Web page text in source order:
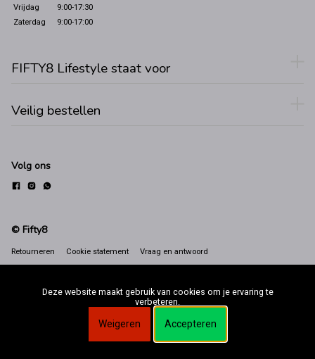
Vrijdag
9:00-17:30
Zaterdag
9:00-17:00
FIFTY8 Lifestyle staat voor
Veilig bestellen
Volg ons
© Fifty8
Retourneren Cookie statement Vraag en antwoord
Deze website maakt gebruik van cookies om je ervaring te
verbeteren.
Weigeren Accepteren